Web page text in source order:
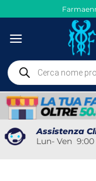
ai
contenuti
Ricerca
prodotti
Assistenza
Lun- Ven 9:00